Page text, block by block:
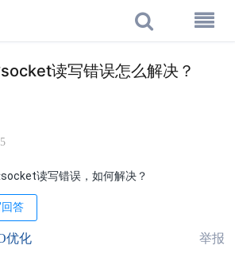
读写错误怎么解决？
读写错误，如何解决？
答
优化 举报